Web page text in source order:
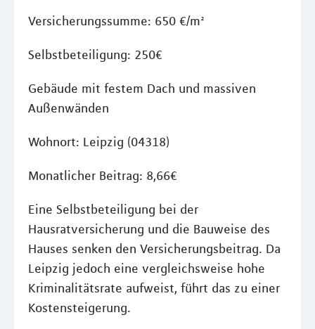
Versicherungssumme: 650 €/m²
Selbstbeteiligung: 250€
Gebäude mit festem Dach und massiven
Außenwänden
Wohnort: Leipzig (04318)
Monatlicher Beitrag: 8,66€
Eine Selbstbeteiligung bei der
Hausratversicherung und die Bauweise des
Hauses senken den Versicherungsbeitrag. Da
Leipzig jedoch eine vergleichsweise hohe
Kriminalitätsrate aufweist, führt das zu einer
Kostensteigerung.